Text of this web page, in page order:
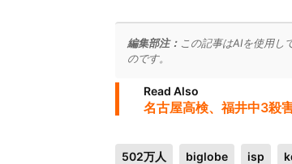
編集部注： この記事はAIを使用し
のです。
Read Also
名古屋高検、福井中3殺
502万人 biglobe isp